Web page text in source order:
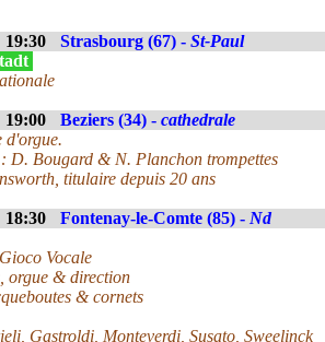
19:30 Strasbourg (67) - St-Paul
19:00 Beziers (34) - cathedrale
d'orgue.
D. Bougard & N. Planchon trompettes
titulaire depuis 20 ans
18:30 Fontenay-le-Comte (85) - Nd
Vocale
orgue & direction
& cornets
Gastroldi, Monteverdi, Susato, Sweelinck